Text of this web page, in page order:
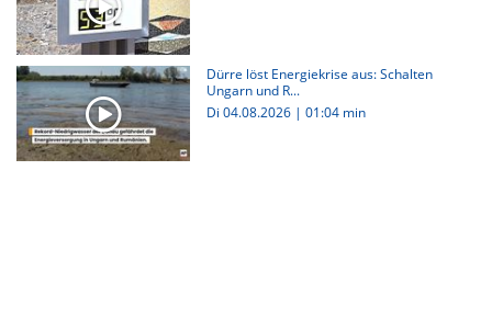
Dürre löst Energiekrise aus: Schalten
Ungarn und R...
Di 04.08.2026 | 01:04 min